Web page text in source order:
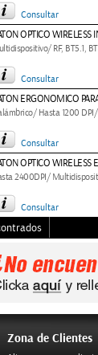
Consultar
OPTICO WIRELESS
RF, BT5.1,
Consultar
ERGONOMICO
Hasta 1200
Consultar
OPTICO WIRELESS
2400DPI/
Consultar
Zona de Clientes